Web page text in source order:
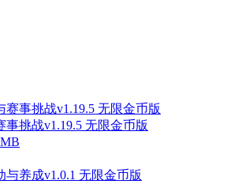
挑战v1.19.5 无限金币版